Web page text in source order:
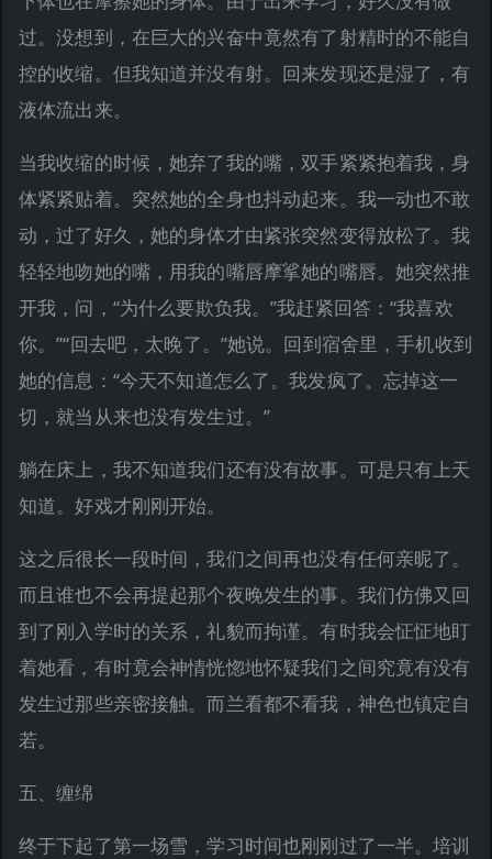
过。没想到，在巨大的兴奋中竟然有了射精时的不能自
控的收缩。但我知道并没有射。回来发现还是湿了，有
液体流出来。
当我收缩的时候，她弃了我的嘴，双手紧紧抱着我，身
体紧紧贴着。突然她的全身也抖动起来。我一动也不敢
动，过了好久，她的身体才由紧张突然变得放松了。我
轻轻地吻她的嘴，用我的嘴唇摩挲她的嘴唇。她突然推
开我，问，“为什么要欺负我。”我赶紧回答：“我喜欢
你。”“回去吧，太晚了。”她说。回到宿舍里，手机收到
她的信息：“今天不知道怎么了。我发疯了。忘掉这一
切，就当从来也没有发生过。”
躺在床上，我不知道我们还有没有故事。可是只有上天
知道。好戏才刚刚开始。
这之后很长一段时间，我们之间再也没有任何亲昵了。
而且谁也不会再提起那个夜晚发生的事。我们仿佛又回
到了刚入学时的关系，礼貌而拘谨。有时我会怔怔地盯
着她看，有时竟会神情恍惚地怀疑我们之间究竟有没有
发生过那些亲密接触。而兰看都不看我，神色也镇定自
若。
五、缠绵
终于下起了第一场雪，学习时间也刚刚过了一半。培训